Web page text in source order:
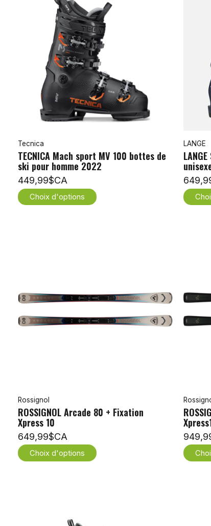
Tecnica
TECNICA Mach sport MV 100 bottes de
ski pour homme 2022
449,99$CA
Choix d'options
LANGE
Rossignol
ROSSIGNOL Arcade 80 + Fixation
Xpress 10
649,99$CA
Choix d'options